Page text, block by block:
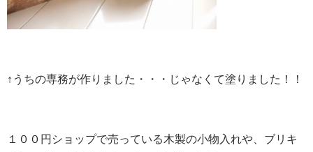
↑うちの専務が作りました・・・じゃなくて塗りました！！
１００円ショップで売っている木製の小物入れや、ブリキ